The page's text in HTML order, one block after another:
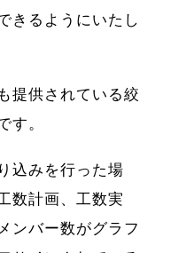
きるようにいたし
提供されている絞
す。
込みを行った場
数計画、工数実
ンバー数がグラフ